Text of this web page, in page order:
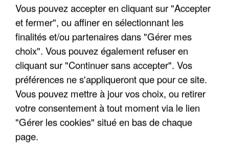
Vous pouvez accepter en cliquant sur "Accepter
et fermer", ou affiner en sélectionnant les
finalités et/ou partenaires dans "Gérer mes
choix". Vous pouvez également refuser en
cliquant sur "Continuer sans accepter". Vos
préférences ne s'appliqueront que pour ce site.
Vous pouvez mettre à jour vos choix, ou retirer
votre consentement à tout moment via le lien
"Gérer les cookies" situé en bas de chaque
page.